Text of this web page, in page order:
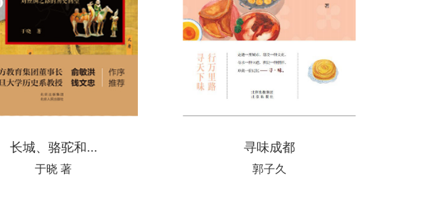
长城、骆驼和...
于晓 著
寻味成都
郭子久